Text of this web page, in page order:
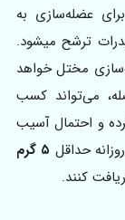
عضله‌سازی به
ترشح میشود.
مختل خواهد
می‌تواند کسب
و احتمال آسیب
حداقل
۵ گرم
کنند.